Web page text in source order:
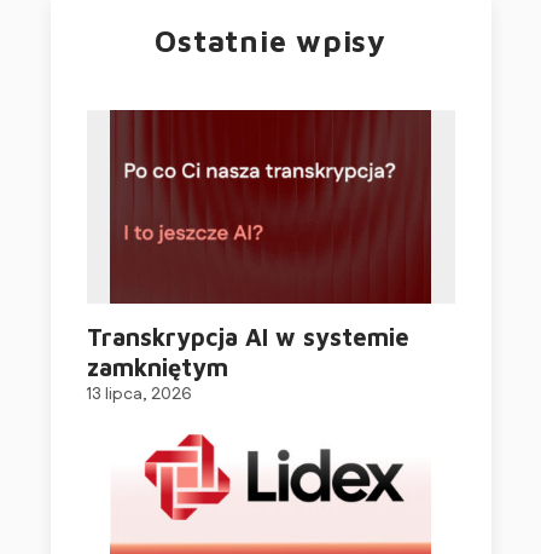
Ostatnie wpisy
Transkrypcja AI w systemie
zamkniętym
13 lipca, 2026